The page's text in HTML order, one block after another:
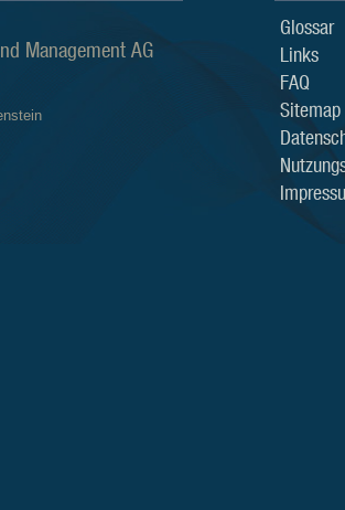
Management AG
Glossar
Links
FAQ
Sitemap